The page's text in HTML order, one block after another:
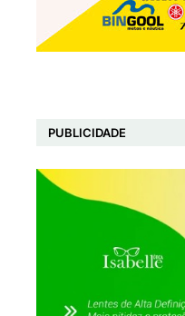
PUBLICIDADE